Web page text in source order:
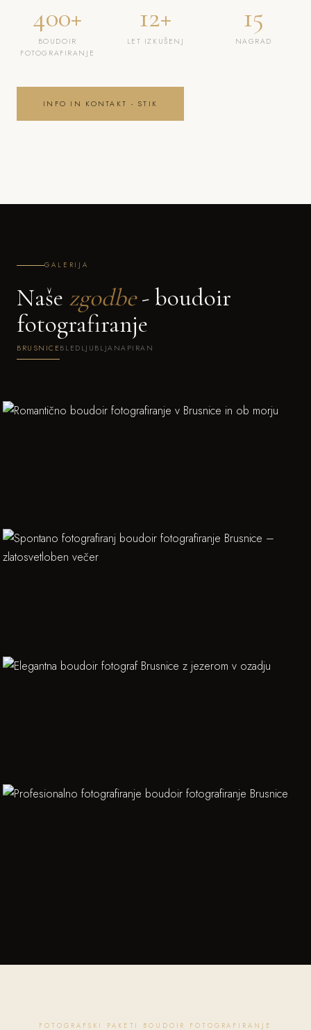
400+
BOUDOIR
FOTOGRAFIRANJE
12+
LET IZKUŠENJ
15
NAGRAD
INFO IN KONTAKT - STIK
GALERIJA
Naše zgodbe- boudoir
fotografiranje
BRUSNICE BLED LJUBLJANA PIRAN
FOTOGRAFSKI PAKETI BOUDOIR FOTOGRAFIRANJE